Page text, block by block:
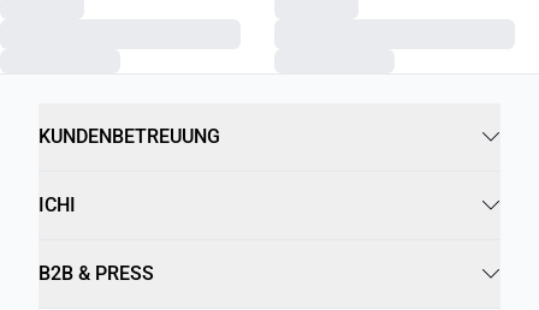
KUNDENBETREUUNG
ICHI
B2B & PRESS